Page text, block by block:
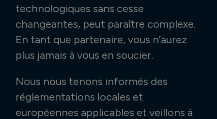
technologiques sans cesse
changeantes, peut paraître complexe.
En tant que partenaire, vous n’aurez
plus jamais à vous en soucier.
Nous nous tenons informés des
réglementations locales et
européennes applicables et veillons à